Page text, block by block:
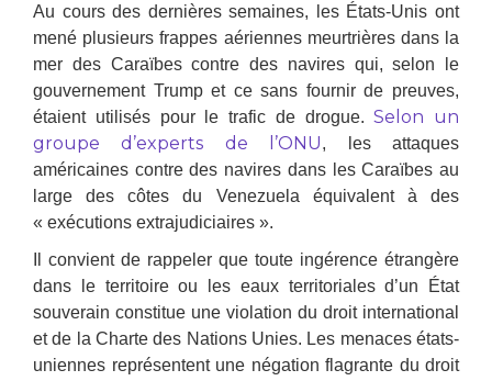
Au cours des dernières semaines, les États-Unis ont
mené plusieurs frappes aériennes meurtrières dans la
mer des Caraïbes contre des navires qui, selon le
gouvernement Trump et ce sans fournir de preuves,
étaient utilisés pour le trafic de drogue.Selon un
groupe d’experts de l’ONU, les attaques
américaines contre des navires dans les Caraïbes au
large des côtes du Venezuela équivalent à des
« exécutions extrajudiciaires ».
Il convient de rappeler que toute ingérence étrangère
dans le territoire ou les eaux territoriales d’un État
souverain constitue une violation du droit international
et de la Charte des Nations Unies. Les menaces états-
uniennes représentent une négation flagrante du droit